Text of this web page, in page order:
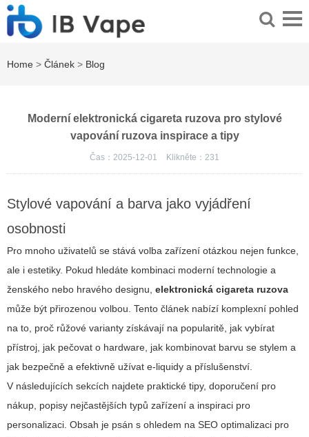
Home > Článek > Blog
Moderní elektronická cigareta ruzova pro stylové
vapování ruzova inspirace a tipy
Čas：2025-12-01 Klikněte： 231
Stylové vapování a barva jako vyjádření
osobnosti
Pro mnoho uživatelů se stává volba zařízení otázkou nejen funkce,
ale i estetiky. Pokud hledáte kombinaci moderní technologie a
ženského nebo hravého designu, elektronická cigareta ruzova
může být přirozenou volbou. Tento článek nabízí komplexní pohled
na to, proč růžové varianty získávají na popularitě, jak vybírat
přístroj, jak pečovat o hardware, jak kombinovat barvu se stylem a
jak bezpečně a efektivně užívat e-liquidy a příslušenství.
V následujících sekcích najdete praktické tipy, doporučení pro
nákup, popisy nejčastějších typů zařízení a inspiraci pro
personalizaci. Obsah je psán s ohledem na SEO optimalizaci pro